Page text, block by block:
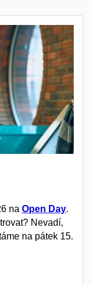
na Open Day.
Nevadí,
na pátek 15.